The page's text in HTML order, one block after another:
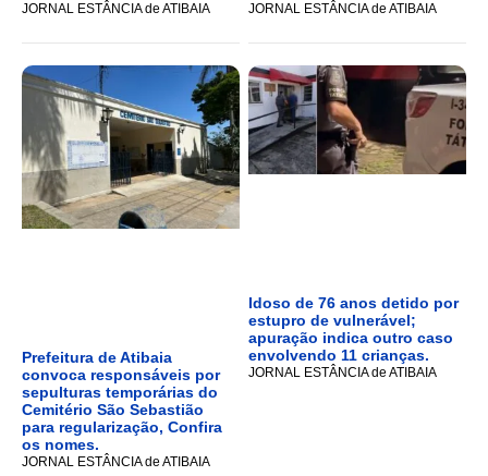
JORNAL ESTÂNCIA de ATIBAIA JORNAL ESTÂNCIA de ATIBAIA
Prefeitura de Atibaia
convoca responsáveis por
sepulturas temporárias do
Cemitério São Sebastião
para regularização, Confira
os nomes.
JORNAL ESTÂNCIA de ATIBAIA
Idoso de 76 anos detido por
estupro de vulnerável;
apuração indica outro caso
envolvendo 11 crianças.
JORNAL ESTÂNCIA de ATIBAIA